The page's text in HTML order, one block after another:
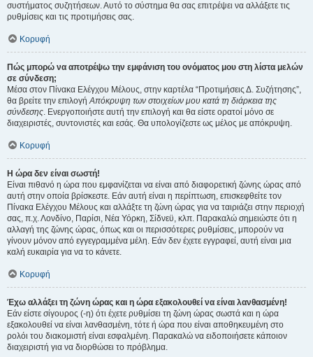
συστήματος συζητήσεων. Αυτό το σύστημα θα σας επιτρέψει να αλλάξετε τις
ρυθμίσεις και τις προτιμήσεις σας.
Κορυφή
Πώς μπορώ να αποτρέψω την εμφάνιση του ονόματος μου στη λίστα μελών
σε σύνδεση;
Μέσα στον Πίνακα Ελέγχου Μέλους, στην καρτέλα “Προτιμήσεις Δ. Συζήτησης”,
θα βρείτε την επιλογήΑπόκρυψη των στοιχείων μου κατά τη διάρκεια της
σύνδεσης. Ενεργοποιήστε αυτή την επιλογή και θα είστε ορατοί μόνο σε
διαχειριστές, συντονιστές και εσάς. Θα υπολογίζεστε ως μέλος με απόκρυψη.
Κορυφή
Η ώρα δεν είναι σωστή!
Είναι πιθανό η ώρα που εμφανίζεται να είναι από διαφορετική ζώνης ώρας από
αυτή στην οποία βρίσκεστε. Εάν αυτή είναι η περίπτωση, επισκεφθείτε τον
Πίνακα Ελέγχου Μέλους και αλλάξτε τη ζώνη ώρας για να ταιριάζει στην περιοχή
σας, π.χ. Λονδίνο, Παρίσι, Νέα Υόρκη, Σίδνεϋ, κλπ. Παρακαλώ σημειώστε ότι η
αλλαγή της ζώνης ώρας, όπως και οι περισσότερες ρυθμίσεις, μπορούν να
γίνουν μόνον από εγγεγραμμένα μέλη. Εάν δεν έχετε εγγραφεί, αυτή είναι μια
καλή ευκαιρία για να το κάνετε.
Κορυφή
Έχω αλλάξει τη ζώνη ώρας και η ώρα εξακολουθεί να είναι λανθασμένη!
Εάν είστε σίγουρος (-η) ότι έχετε ρυθμίσει τη ζώνη ώρας σωστά και η ώρα
εξακολουθεί να είναι λανθασμένη, τότε ή ώρα που είναι αποθηκευμένη στο
ρολόι του διακομιστή είναι εσφαλμένη. Παρακαλώ να ειδοποιήσετε κάποιον
διαχειριστή για να διορθώσει το πρόβλημα.